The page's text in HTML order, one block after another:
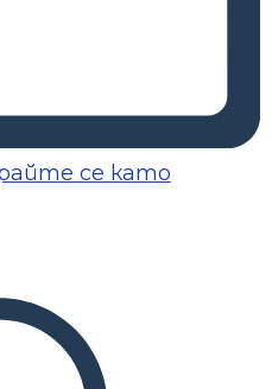
се като